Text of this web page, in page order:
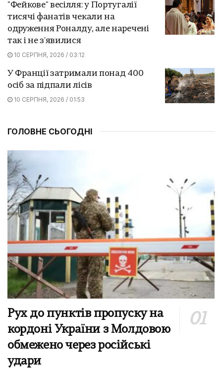
"Фейкове" весілля: у Португалії
тисячі фанатів чекали на
одруження Роналду, але наречені
так і не з'явилися
10 СЕРПНЯ, 2026 / 03:12
У Франції затримали понад 400
осіб за підпали лісів
10 СЕРПНЯ, 2026 / 01:53
ГОЛОВНЕ СЬОГОДНІ
Рух до пунктів пропуску на
кордоні України з Молдовою
обмежено через російські
удари